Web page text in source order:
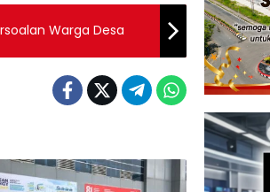
Warga Desa